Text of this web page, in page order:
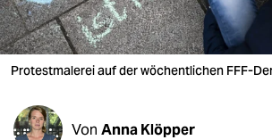
wahrheit
verlag
veranstaltungen
Protestmalerei auf der wöchentlichen FFF-
Von Anna Klöpper